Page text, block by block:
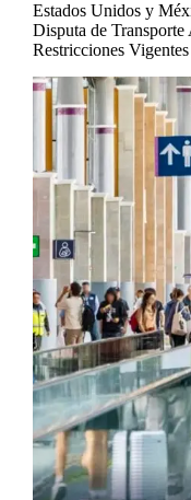
Estados Unidos y
Disputa de
Restricciones Vigentes